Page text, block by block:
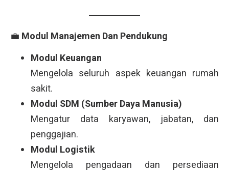
💼 Modul Manajemen Dan Pendukung
Modul Keuangan
Mengelola seluruh aspek keuangan rumah
sakit.
Modul SDM (Sumber Daya Manusia)
Mengatur data karyawan, jabatan, dan
penggajian.
Modul Logistik
Mengelola pengadaan dan persediaan